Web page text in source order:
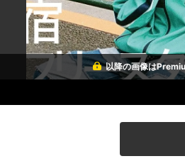
以降の画像は